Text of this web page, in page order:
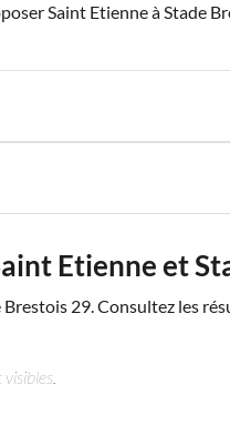
Saint Etienne à Stade
Etienne et
29. Consultez les